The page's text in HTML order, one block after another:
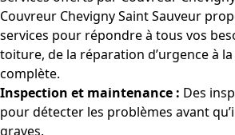
Couvreur Chevigny Saint Sauveur
services pour répondre à tous vos
toiture, de la réparation d’urgence à
complète.
Inspection et maintenance : Des
pour détecter les problèmes avant
graves.